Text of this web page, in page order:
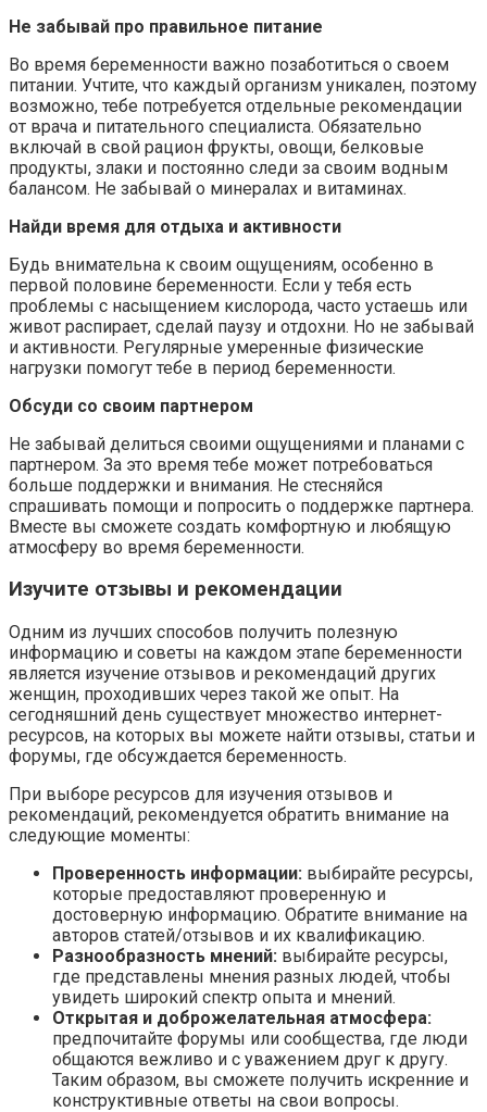
Не забывай про правильное питание
Во время беременности важно позаботиться о своем
питании. Учтите, что каждый организм уникален, поэтому
возможно, тебе потребуется отдельные рекомендации
от врача и питательного специалиста. Обязательно
включай в свой рацион фрукты, овощи, белковые
продукты, злаки и постоянно следи за своим водным
балансом. Не забывай о минералах и витаминах.
Найди время для отдыха и активности
Будь внимательна к своим ощущениям, особенно в
первой половине беременности. Если у тебя есть
проблемы с насыщением кислорода, часто устаешь или
живот распирает, сделай паузу и отдохни. Но не забывай
и активности. Регулярные умеренные физические
нагрузки помогут тебе в период беременности.
Обсуди со своим партнером
Не забывай делиться своими ощущениями и планами с
партнером. За это время тебе может потребоваться
больше поддержки и внимания. Не стесняйся
спрашивать помощи и попросить о поддержке партнера.
Вместе вы сможете создать комфортную и любящую
атмосферу во время беременности.
Изучите отзывы и рекомендации
Одним из лучших способов получить полезную
информацию и советы на каждом этапе беременности
является изучение отзывов и рекомендаций других
женщин, проходивших через такой же опыт. На
сегодняшний день существует множество интернет-
ресурсов, на которых вы можете найти отзывы, статьи и
форумы, где обсуждается беременность.
При выборе ресурсов для изучения отзывов и
рекомендаций, рекомендуется обратить внимание на
следующие моменты:
Проверенность информации: выбирайте ресурсы,
которые предоставляют проверенную и
достоверную информацию. Обратите внимание на
авторов статей/отзывов и их квалификацию.
Разнообразность мнений: выбирайте ресурсы,
где представлены мнения разных людей, чтобы
увидеть широкий спектр опыта и мнений.
Открытая и доброжелательная атмосфера:
предпочитайте форумы или сообщества, где люди
общаются вежливо и с уважением друг к другу.
Таким образом, вы сможете получить искренние и
конструктивные ответы на свои вопросы.